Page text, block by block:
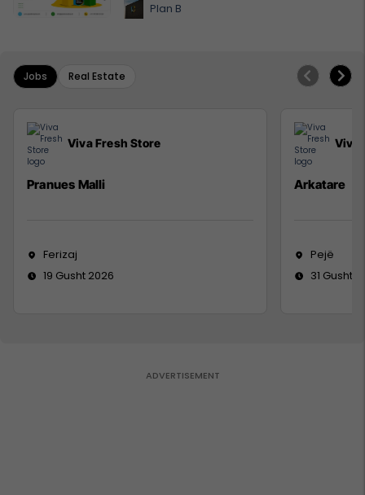
Plan B
Jobs Real Estate
Viva Fresh Store
Pranues Malli
Ferizaj
19 Gusht 2026
Viva
Arkatare
Pejë
31 Gusht